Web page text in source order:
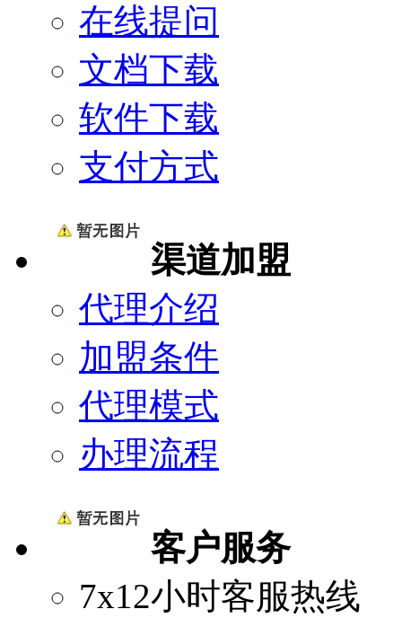
在线提问
文档下载
软件下载
支付方式
渠道加盟
代理介绍
加盟条件
代理模式
办理流程
客户服务
7x12小时客服热线